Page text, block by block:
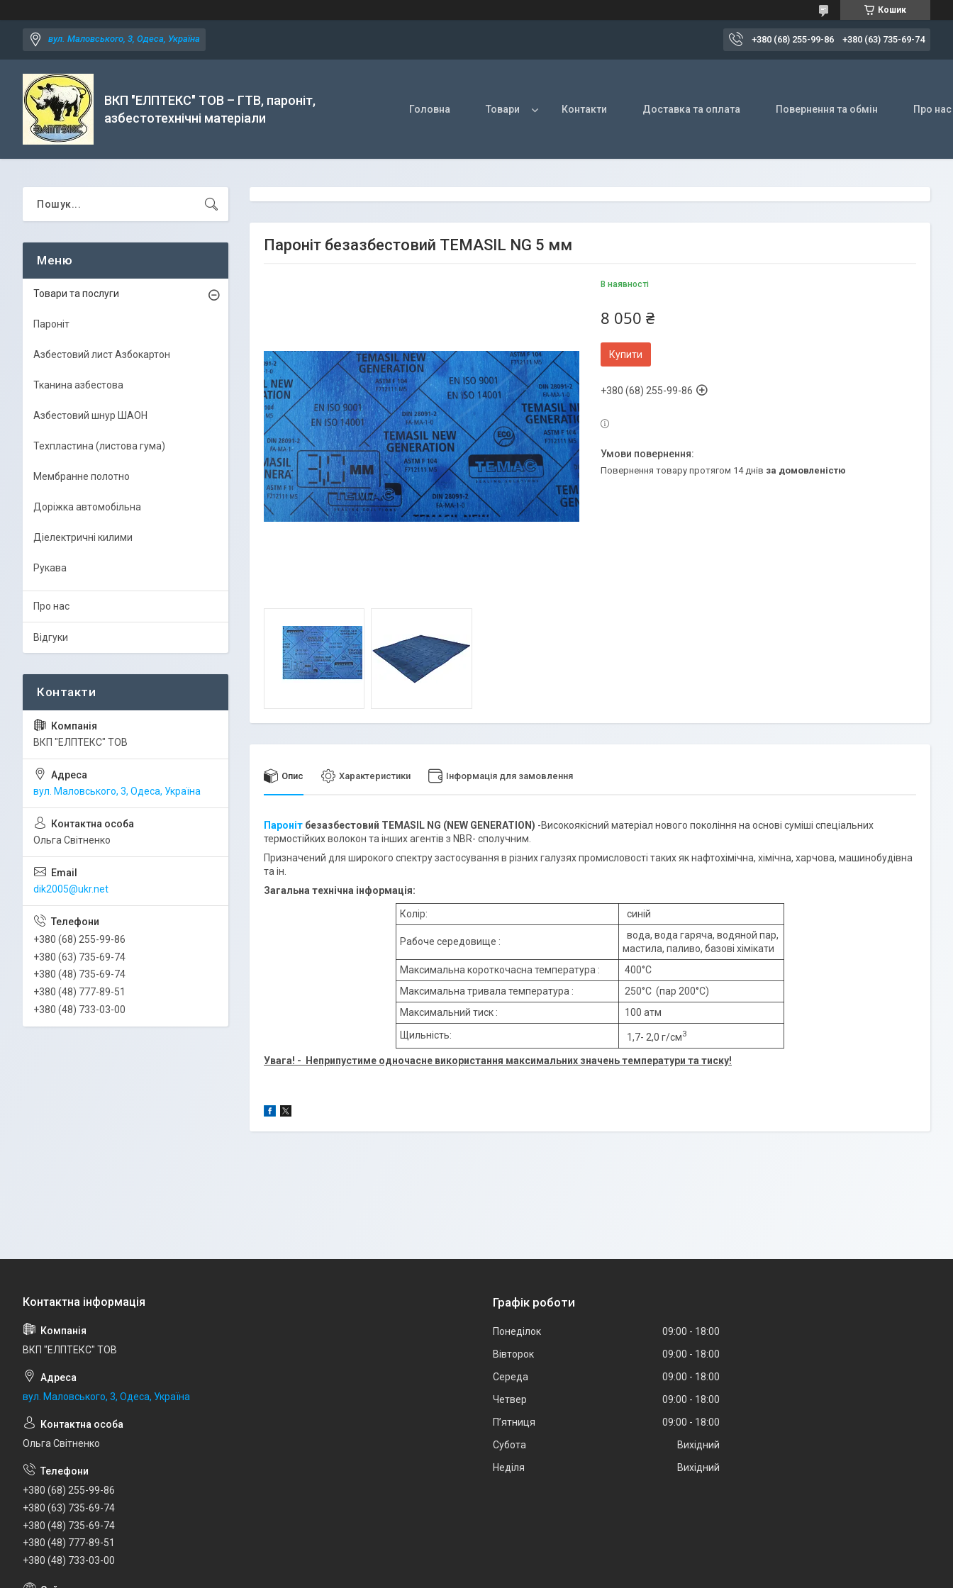
Кошик
вул. Маловського, 3, Одеса, Україна +380 (68) 255-99-86 +380 (63) 735-69-74
ВКП "ЕЛПТЕКС" ТОВ – ГТВ, пароніт,
азбестотехнічні матеріали
Головна Товари Контакти Доставка та оплата Повернення та обмін Про нас
Пароніт безазбестовий TEMASIL NG 5 мм
В наявності
8 050 ₴
Купити
+380 (68) 255-99-86
повернення товару протягом 14 днів за домовленістю
Опис Характеристики Інформація для замовлення
Пароніт безазбестовий TEMASIL NG (NEW GENERATION) -Високоякісний матеріал нового покоління на основі суміші спеціальних
термостійких волокон та інших агентів з NBR- сполучним.
Призначений для широкого спектру застосування в різних галузях промисловості таких як нафтохімічна, хімічна, харчова, машинобудівна
та ін.
Загальна технічна інформація:
Колір: синій
Рабоче середовище :
вода, вода гаряча, водяной пар,
мастила, паливо, базові хімікати
Максимальна короткочасна температура :
400°C
Максимальна тривала температура :
250°C (пар 200°C)
Максимальний тиск :
100 атм
Щильність:
1,7- 2,0 г/см3
Увага! - Неприпустиме одночасне використання максимальних значень температури та тиску!
Товари та послуги
Пароніт
Азбестовий лист Азбокартон
Тканина азбестова
Азбестовий шнур ШАОН
Техпластина (листова гума)
Мембранне полотно
Доріжка автомобільна
Діелектричні килими
Рукава
Про нас
Відгуки
ВКП "ЕЛПТЕКС" ТОВ
вул. Маловського, 3, Одеса, Україна
Ольга Світненко
dik2005@ukr.net
+380 (68) 255-99-86
+380 (63) 735-69-74
+380 (48) 735-69-74
+380 (48) 777-89-51
+380 (48) 733-03-00
ВКП "ЕЛПТЕКС" ТОВ
вул. Маловського, 3, Одеса, Україна
Ольга Світненко
+380 (68) 255-99-86
+380 (63) 735-69-74
+380 (48) 735-69-74
+380 (48) 777-89-51
+380 (48) 733-03-00
Графік роботи
Понеділок 09:00
18:00
Вівторок
09:00
18:00
Середа
09:00
18:00
Четвер
09:00
18:00
Пʼятниця
09:00
18:00
Субота
Вихідний
Неділя
Вихідний